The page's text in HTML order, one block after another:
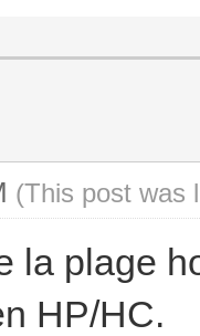
(This post was
la plage
HP/HC.